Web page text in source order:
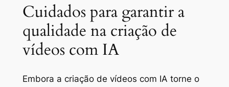
Cuidados para garantir a
qualidade na criação de
vídeos com IA
Embora a criação de vídeos com IA torne o